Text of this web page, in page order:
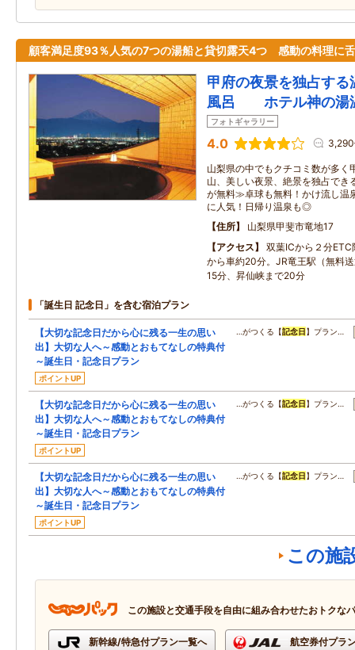
顧客満足度93％人気の7つの湯船と貸切露天4つ 感動の料理に
甲府の夜景を独占す
風呂 ホテル神の湯
フォトギャラリー
4.0
山梨県の中でもクチコミ数が多く
山、美しい夜景、絶景を独占で
が無料≫卓球も無料！かけ流し温
に人気！日帰り温泉も◎
住所
山梨県甲斐市竜地17
アクセス
双葉ICから２分
から車約20分。JR竜王駅（無料
15分、昇仙峡まで20分
「誕生日 記念日」を含む宿泊プラン
【大切な記念日だから心に残る一生の思い
出】大切な人へ～感動とおもてなしの特典付
～誕生日・記念日プラン
ポイントUP
…がつくる【記念日 】プラン…
【大切な記念日だから心に残る一生の思い
出】大切な人へ～感動とおもてなしの特典付
～誕生日・記念日プラン
ポイントUP
…がつくる【記念日 】プラン…
【大切な記念日だから心に残る一生の思い
出】大切な人へ～感動とおもてなしの特典付
～誕生日・記念日プラン
ポイントUP
…がつくる【記念日 】プラン…
この施
この施設と交通手段を自由に組み合わせたおトクな
新幹線/特急付プラン一覧へ 航空券付プラ